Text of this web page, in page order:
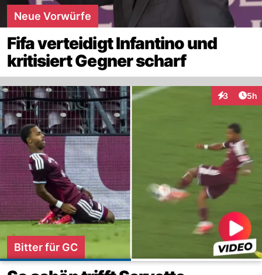
Neue Vorwürfe
Fifa verteidigt Infantino und
kritisiert Gegner scharf
3 5h
Bitter für GC